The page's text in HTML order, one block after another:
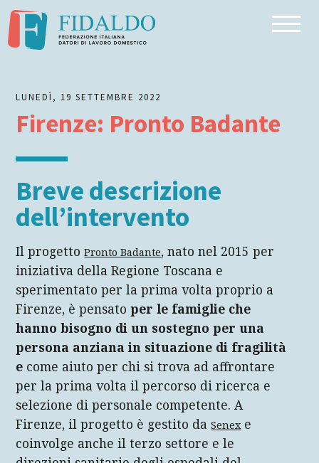
LUNEDÌ, 19 SETTEMBRE 2022
Firenze: Pronto Badante
Breve descrizione
dell’intervento
Il progettoPronto Badante, nato nel 2015 per
iniziativa della Regione Toscana e
sperimentato per la prima volta proprio a
Firenze, è pensatoper le famiglie che
hanno bisogno di un sostegno per una
persona anziana in situazione di fragilità
e come aiuto per chi si trova ad affrontare
per la prima volta il percorso di ricerca e
selezione di personale competente. A
Firenze, il progetto è gestito daSenexe
coinvolge anche il terzo settore e le
Inizio dell'articolo
Breve descrizione dell’intervento
Come funziona
Dove/come fare la domanda